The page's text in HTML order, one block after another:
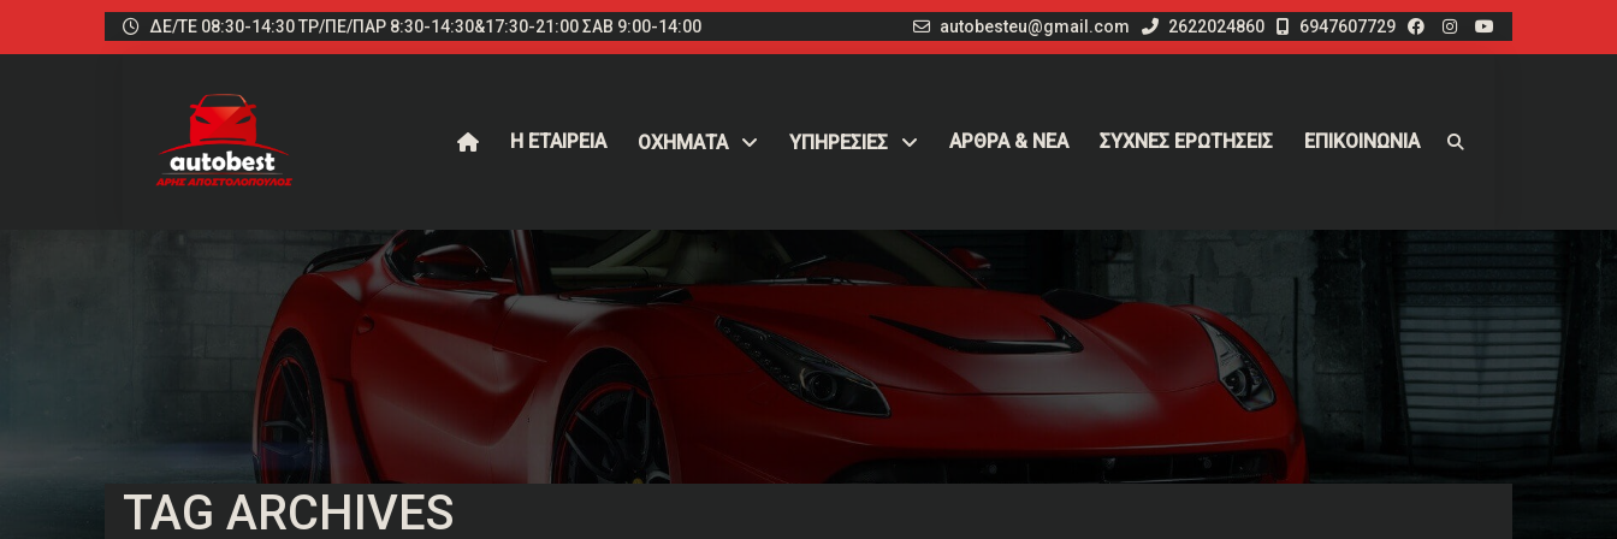
ΔΕ/ΤΕ 08:30-14:30 ΤΡ/ΠΕ/ΠΑΡ 8:30-14:30&17:30-21:00 ΣΑΒ 9:00-14:00 autobesteu@gmail.com 2622024860 6947607729
Η ΕΤΑΙΡΕΙΑ ΟΧΉΜΑΤΑ ΥΠΗΡΕΣΙΕΣ ΑΡΘΡΑ & ΝΕΑ ΣΥΧΝΕΣ ΕΡΩΤΗΣΕΙΣ ΕΠΙΚΟΙΝΩΝΙΑ
TAG ARCHIVES